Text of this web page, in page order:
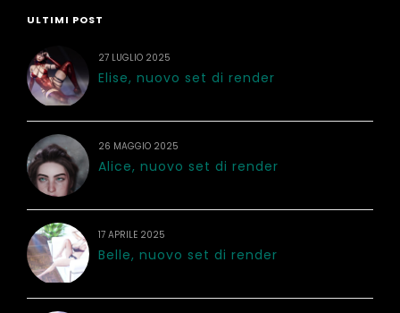
ULTIMI POST
27 LUGLIO 2025
Elise, nuovo set di render
26 MAGGIO 2025
Alice, nuovo set di render
17 APRILE 2025
Belle, nuovo set di render